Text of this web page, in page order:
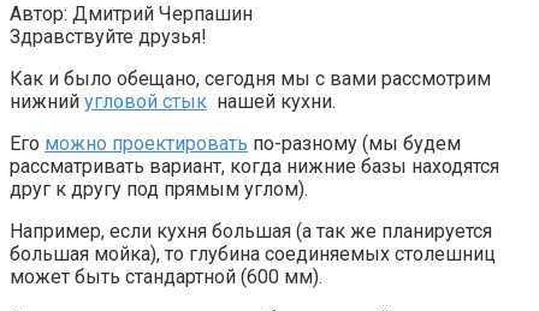
Автор: Дмитрий Черпашин
Здравствуйте друзья!
Как и было обещано, сегодня мы с вами рассмотрим
нижний угловой стык нашей кухни.
Его можно проектировать по-разному (мы будем
рассматривать вариант, когда нижние базы находятся
друг к другу под прямым углом).
Например, если кухня большая (а так же планируется
большая мойка), то глубина соединяемых столешниц
может быть стандартной (600 мм).